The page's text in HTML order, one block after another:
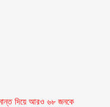
দিয়ে আরও ৬৮ জনকে